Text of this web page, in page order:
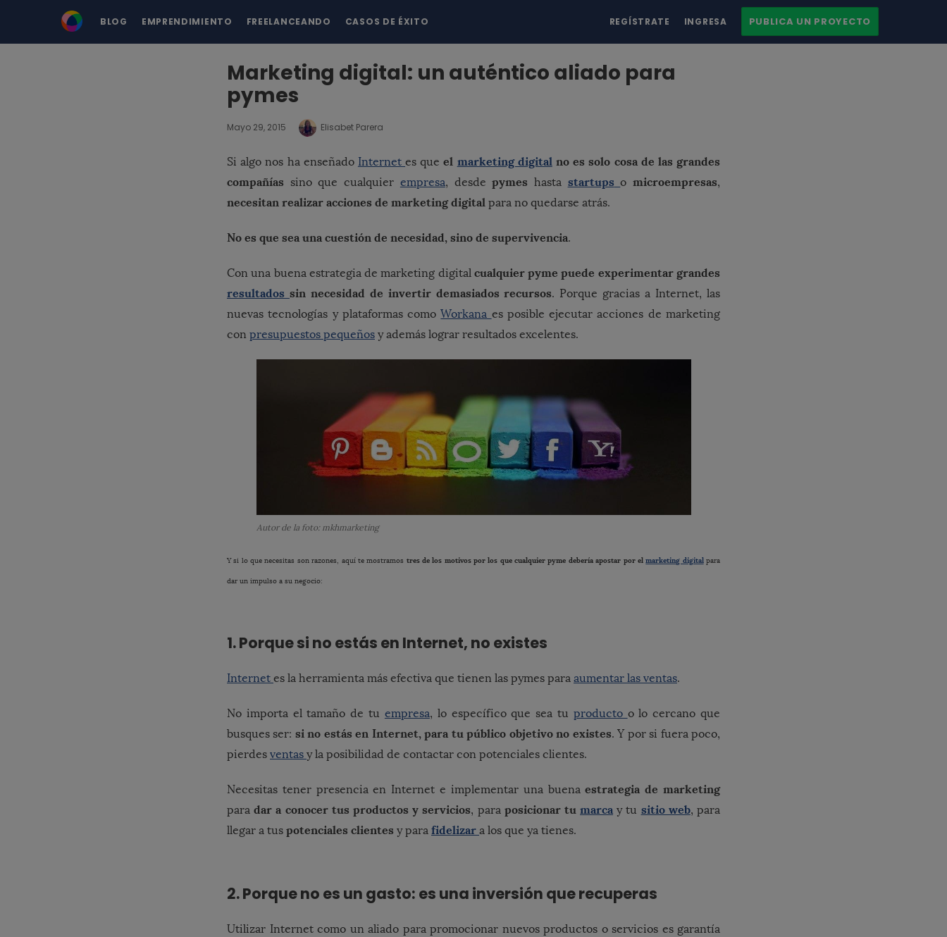
BLOG EMPRENDIMIENTO FREELANCEANDO CASOS DE ÉXITO REGÍSTRATE INGRESA PUBLICA UN PROYECTO
Marketing digital: un auténtico aliado para
pymes
Mayo 29, 2015 Elisabet Parera
Si algo nos ha enseñado Internetes queel marketing digitalno es solo cosa de las grandes
compañías sino que cualquier empresa, desdepymes hasta startups omicroempresas,
necesitan realizar acciones de marketing digital para no quedarse atrás.
No es que sea una cuestión de necesidad, sino de supervivencia.
Con una buena estrategia de marketing digitalcualquier pyme puede experimentar grandes
resultados sin necesidad de invertir demasiados recursos. Porque gracias a Internet, las
nuevas tecnologías y plataformas comoWorkana es posible ejecutar acciones de marketing
con presupuestos pequeños y además lograr resultados excelentes.
Autor de la foto: mkhmarketing
Y si lo que necesitas son razones, aquí te mostramos tres de los motivos por los que cualquier pyme debería apostar por elmarketing digitalpara
dar un impulso a su negocio:
1. Porque si no estás en Internet, no existes
Internet es la herramienta más efectiva que tienen las pymes para aumentar las ventas.
No importa el tamaño de tu empresa, lo específico que sea tu producto o lo cercano que
busques ser: si no estás en Internet, para tu público objetivo no existes. Y por si fuera poco,
pierdes ventas y la posibilidad de contactar con potenciales clientes.
Necesitas tener presencia en Internet e implementar una buenaestrategia de marketing
paradar a conocer tus productos y servicios, para posicionar tumarca y tu sitio web, para
llegar a tus potenciales clientes y para fidelizar a los que ya tienes.
2. Porque no es un gasto: es una inversión que recuperas
Utilizar Internet como un aliado para promocionar nuevos productos o servicios es garantía